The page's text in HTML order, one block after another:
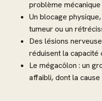
problème mécanique
Un blocage
tumeur ou un
Des lésions
réduisent la capacité
Le mégacôlon : un
affaibli, dont la